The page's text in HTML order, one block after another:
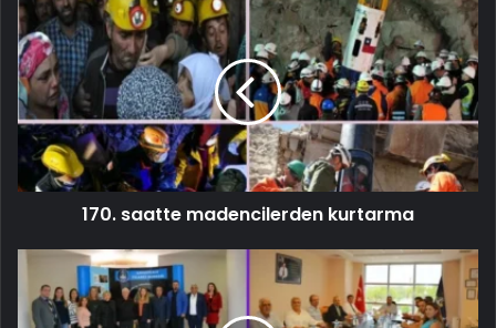
170. saatte madencilerden kurtarma